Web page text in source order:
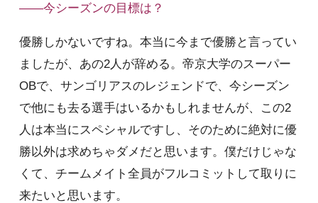
――今シーズンの目標は？
優勝しかないですね。本当に今まで優勝と言ってい
ましたが、あの2人が辞める。帝京大学のスーパー
OBで、サンゴリアスのレジェンドで、今シーズン
で他にも去る選手はいるかもしれませんが、この2
人は本当にスペシャルですし、そのために絶対に優
勝以外は求めちゃダメだと思います。僕だけじゃな
くて、チームメイト全員がフルコミットして取りに
来たいと思います。